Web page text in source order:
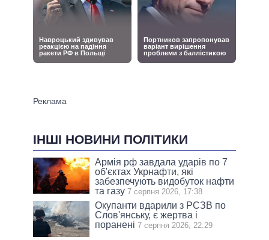
ІНШІ НОВИНИ ПОЛІТИКИ
Армія рф завдала ударів по 7
об'єктах Укрнафти, які
забезпечують видобуток нафти
та газу 7 серпня 2026, 17:38
Окупанти вдарили з РСЗВ по
Слов'янську, є жертва і
поранені 7 серпня 2026, 22:29